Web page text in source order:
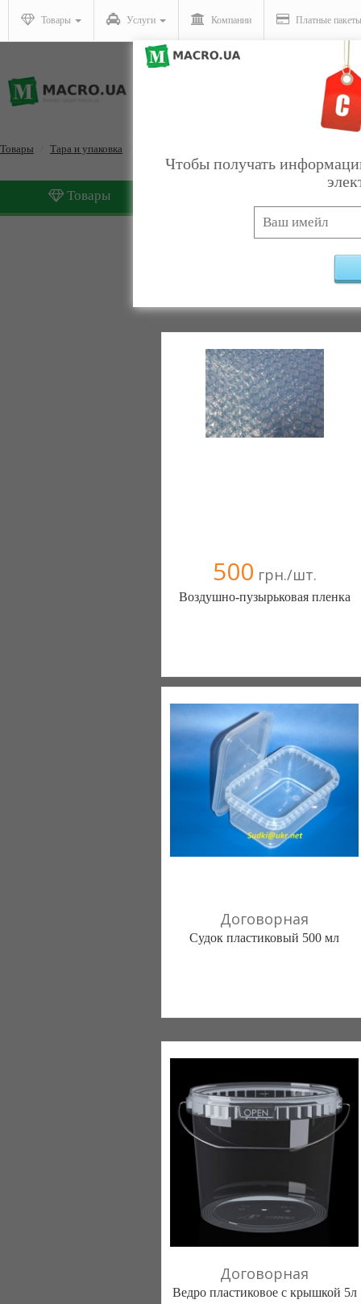
Товары Услуги Компании Платные пакеты
Товары Тара и упаковка
Товары
Упаковка для
500 грн./шт.
Воздушно-пузырьковая пленка
050 2495554
Договорная
Судок пластиковый 500 мл
096 3001622
Договорная
Ведро пластиковое с крышкой 5л
Чтобы получать